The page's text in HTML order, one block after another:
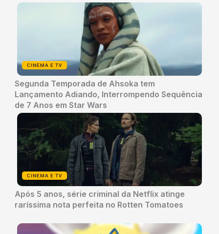
CINEMA E TV
Segunda Temporada de Ahsoka tem
Lançamento Adiando, Interrompendo Sequência
de 7 Anos em Star Wars
CINEMA E TV
Após 5 anos, série criminal da Netflix atinge
raríssima nota perfeita no Rotten Tomatoes